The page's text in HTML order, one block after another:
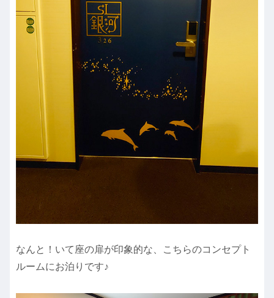
なんと！いて座の扉が印象的な、こちらのコンセプト
ルームにお泊りです♪